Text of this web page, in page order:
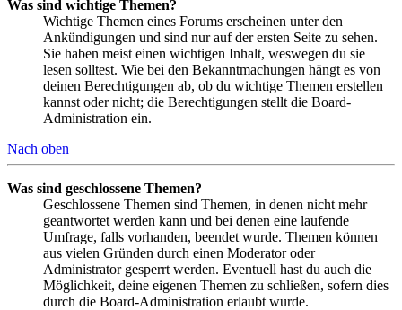
Was sind wichtige Themen?
Wichtige Themen eines Forums erscheinen unter den
Ankündigungen und sind nur auf der ersten Seite zu sehen.
Sie haben meist einen wichtigen Inhalt, weswegen du sie
lesen solltest. Wie bei den Bekanntmachungen hängt es von
deinen Berechtigungen ab, ob du wichtige Themen erstellen
kannst oder nicht; die Berechtigungen stellt die Board-
Administration ein.
Nach oben
Was sind geschlossene Themen?
Geschlossene Themen sind Themen, in denen nicht mehr
geantwortet werden kann und bei denen eine laufende
Umfrage, falls vorhanden, beendet wurde. Themen können
aus vielen Gründen durch einen Moderator oder
Administrator gesperrt werden. Eventuell hast du auch die
Möglichkeit, deine eigenen Themen zu schließen, sofern dies
durch die Board-Administration erlaubt wurde.